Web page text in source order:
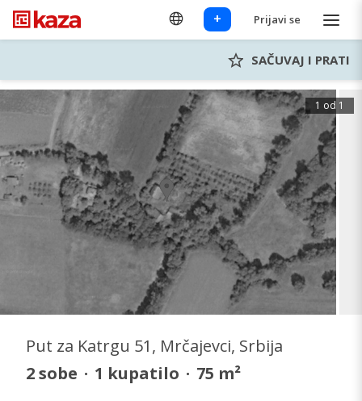
+ Prijavi se
SAČUVAJ I PRATI
1 od 1
Put za Katrgu 51, Mrčajevci, Srbija
2sobe · 1 kupatilo · 75 m²